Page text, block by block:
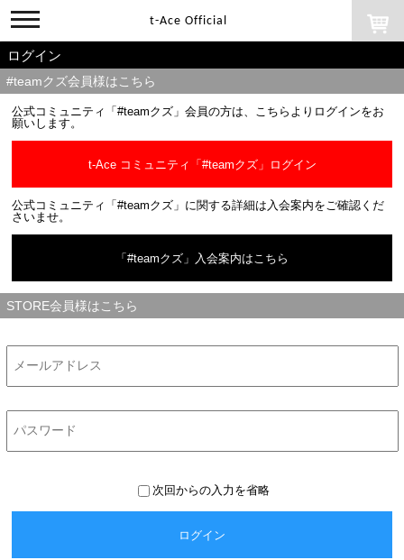
toggle
navigation
t-Ace Official
ログイン
#teamクズ会員様はこちら
公式コミュニティ「#teamクズ」会員の方は、こちらよりログインをお
願いします。
t-Ace コミュニティ「#teamクズ」ログイン
公式コミュニティ「#teamクズ」に関する詳細は入会案内をご確認くだ
さいませ。
「#teamクズ」入会案内はこちら
STORE会員様はこちら
次回からの入力を省略
ログイン